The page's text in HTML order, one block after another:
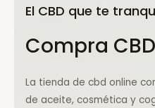
El CBD que te
Compra
La tienda de cbd online
de aceite, cosmética y